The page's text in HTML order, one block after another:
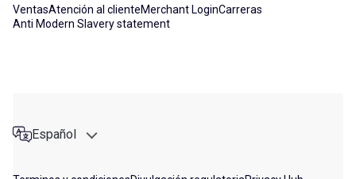
VentasAtención al clienteMerchant LoginCarreras
Anti Modern Slavery statement
Español